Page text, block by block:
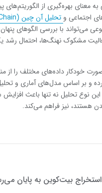
معنای بهره‌گیری از
اجتماعی و تحلیل آن‌ چین (On-Chain)
با بررسی الگوهای پنهان
مشکوک نهنگ‌ها، احتمال رشد
خودکار داده‌های مختلف را از
نوع تحلیل نه‌ تنها باعث
هستند، نیز فراهم می‌کند.